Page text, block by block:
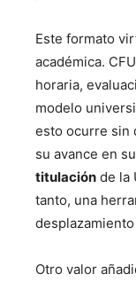
Este formato
académica.
horaria,
modelo
esto ocurre sin
su avance en
titulación de la
tanto, una
Otro valor